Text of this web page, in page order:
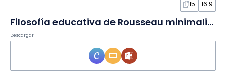
15 16:9
Filosofía educativa de Rousseau minimalista en Diapositivas
Descargar